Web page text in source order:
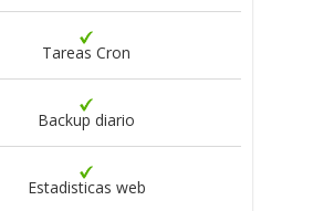
Tareas Cron
Backup diario
Estadisticas web